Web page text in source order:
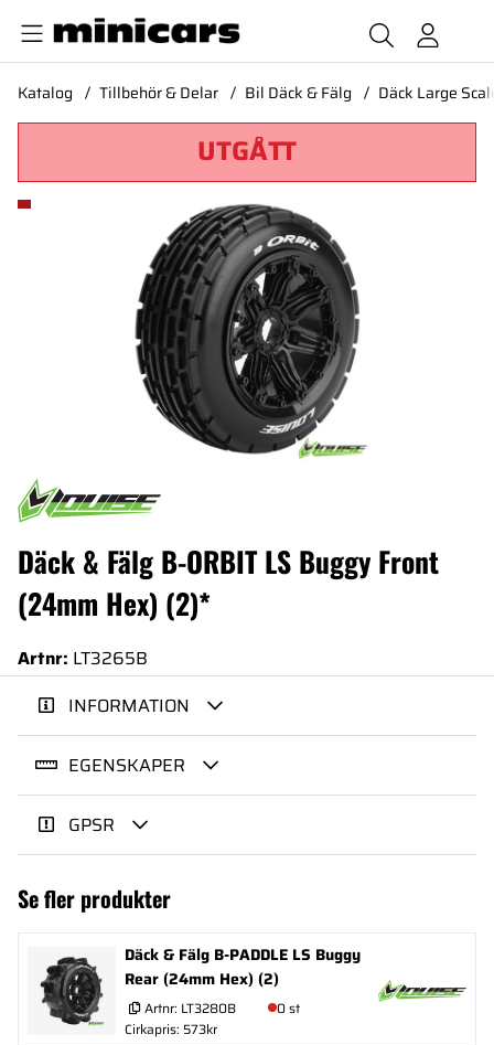
Katalog Tillbehör & Delar Bil Däck & Fälg Däck Large
UTGÅTT
Produktbilder Däck & Fälg B-ORBIT LS Buggy Front (24mm
Däck & Fälg B-ORBIT LS Buggy Front
(24mm Hex) (2)*
Artnr: LT3265B
INFORMATION
EGENSKAPER
GPSR
Se fler produkter
Däck & Fälg B-PADDLE LS Buggy
Rear (24mm Hex) (2)
Artnr: LT3280B
0 st
Cirkapris: 573kr